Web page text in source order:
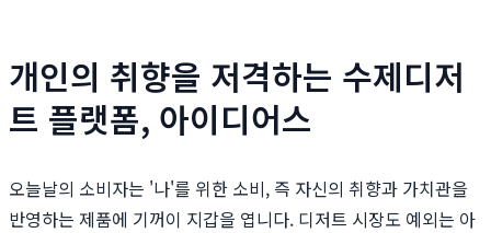
개인의 취향을 저격하는 수제디저
트 플랫폼, 아이디어스
오늘날의 소비자는 '나'를 위한 소비, 즉 자신의 취향과 가치관을
반영하는 제품에 기꺼이 지갑을 엽니다. 디저트 시장도 예외는 아